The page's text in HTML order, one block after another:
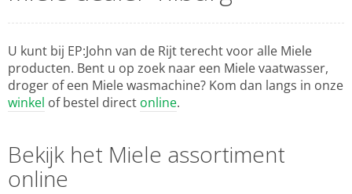
U kunt bij EP:John van de Rijt terecht voor alle Miele
producten. Bent u op zoek naar een Miele vaatwasser,
droger of een Miele wasmachine? Kom dan langs in onze
winkel of bestel direct online.
Bekijk het Miele assortiment
online